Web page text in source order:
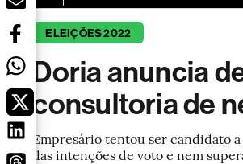
ELEIÇÕES 2022
Doria anuncia
consultoria de
Empresário tentou ser candidato
das intenções de voto e nem